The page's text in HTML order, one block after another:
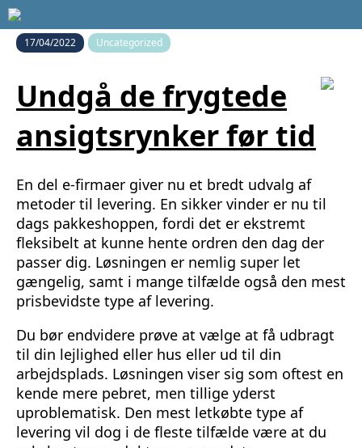
17/04/2022 Uncategorized
Undgå de frygtede
ansigtsrynker før tid
En del e-firmaer giver nu et bredt udvalg af
metoder til levering. En sikker vinder er nu til
dags pakkeshoppen, fordi det er ekstremt
fleksibelt at kunne hente ordren den dag der
passer dig. Løsningen er nemlig super let
gængelig, samt i mange tilfælde også den mest
prisbevidste type af levering.
Du bør endvidere prøve at vælge at få udbragt
til din lejlighed eller hus eller ud til din
arbejdsplads. Løsningen viser sig som oftest en
kende mere pebret, men tillige yderst
uproblematisk. Den mest letkøbte type af
levering vil dog i de fleste tilfælde være at du